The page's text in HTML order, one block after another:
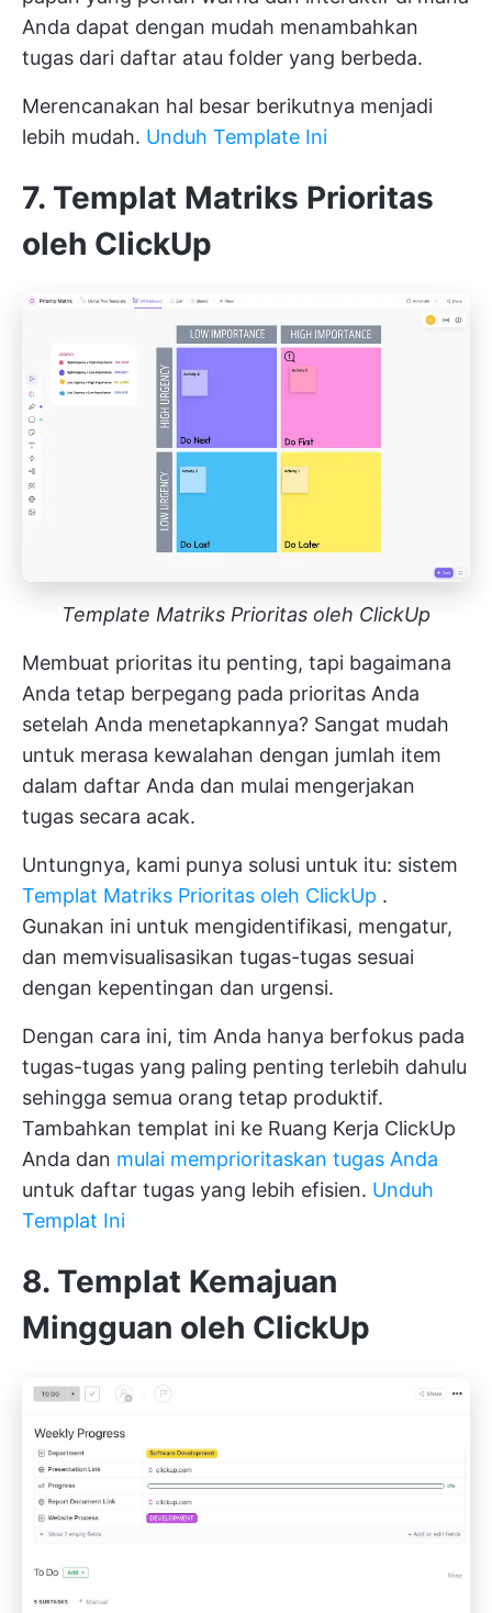
Anda dapat dengan mudah menambahkan
tugas dari daftar atau folder yang berbeda.
Merencanakan hal besar berikutnya menjadi
lebih mudah. Unduh Template Ini
7. Templat Matriks Prioritas
oleh ClickUp
Template Matriks Prioritas oleh ClickUp
Membuat prioritas itu penting, tapi bagaimana
Anda tetap berpegang pada prioritas Anda
setelah Anda menetapkannya? Sangat mudah
untuk merasa kewalahan dengan jumlah item
dalam daftar Anda dan mulai mengerjakan
tugas secara acak.
Untungnya, kami punya solusi untuk itu: sistem
Templat Matriks Prioritas oleh ClickUp .
Gunakan ini untuk mengidentifikasi, mengatur,
dan memvisualisasikan tugas-tugas sesuai
dengan kepentingan dan urgensi.
Dengan cara ini, tim Anda hanya berfokus pada
tugas-tugas yang paling penting terlebih dahulu
sehingga semua orang tetap produktif.
Tambahkan templat ini ke Ruang Kerja ClickUp
Anda dan mulai memprioritaskan tugas Anda
untuk daftar tugas yang lebih efisien. Unduh
Templat Ini
8. Templat Kemajuan
Mingguan oleh ClickUp